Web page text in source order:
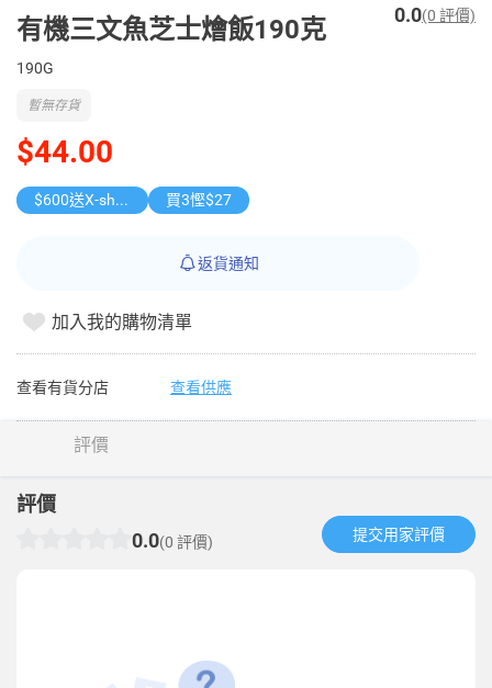
有機三文魚芝士燴飯190克 0.0(0 評價)
190G
$44.00
暫無存貨
$600送X-shot 極速入水槍 買3慳$27
返貨通知
加入我的購物清單
查看有貨分店 查看供應
評價
評價
0.0(0 評價) 提交用家評價​